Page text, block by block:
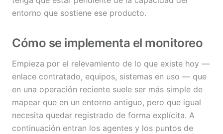
entorno que sostiene ese producto.
Cómo se implementa el monitoreo
Empieza por el relevamiento de lo que existe hoy —
enlace contratado, equipos, sistemas en uso — que
en una operación reciente suele ser más simple de
mapear que en un entorno antiguo, pero que igual
necesita quedar registrado de forma explícita. A
continuación entran los agentes y los puntos de